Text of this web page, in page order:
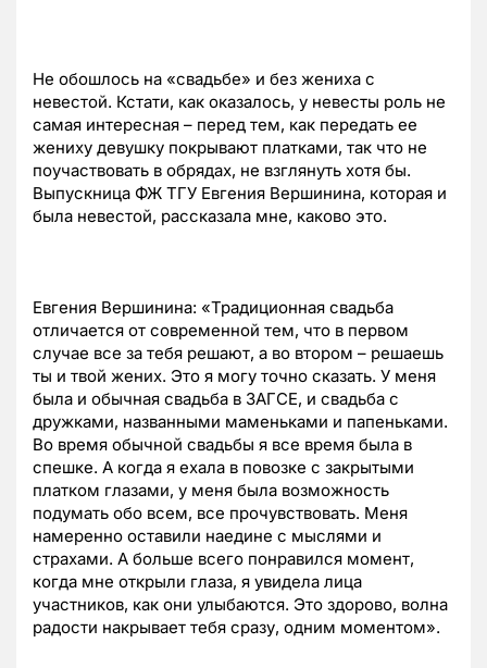
Не обошлось на «свадьбе» и без жениха с
невестой. Кстати, как оказалось, у невесты роль не
самая интересная – перед тем, как передать ее
жениху девушку покрывают платками, так что не
поучаствовать в обрядах, не взглянуть хотя бы.
Выпускница ФЖ ТГУ Евгения Вершинина, которая и
была невестой, рассказала мне, каково это.
Евгения Вершинина: «Традиционная свадьба
отличается от современной тем, что в первом
случае все за тебя решают, а во втором – решаешь
ты и твой жених. Это я могу точно сказать. У меня
была и обычная свадьба в ЗАГСЕ, и свадьба с
дружками, названными маменьками и папеньками.
Во время обычной свадьбы я все время была в
спешке. А когда я ехала в повозке с закрытыми
платком глазами, у меня была возможность
подумать обо всем, все прочувствовать. Меня
намеренно оставили наедине с мыслями и
страхами. А больше всего понравился момент,
когда мне открыли глаза, я увидела лица
участников, как они улыбаются. Это здорово, волна
радости накрывает тебя сразу, одним моментом».